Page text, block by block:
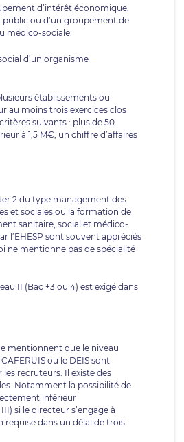
d’intérêt économique,
ou d’un groupement de
médico-sociale.
d’un organisme
établissements ou
au moins trois exercices clos
suivants : plus de 50
à 1,5 M€, un chiffre d’affaires
2 du type management des
et sociales ou la formation de
sanitaire, social et médico-
l’EHESP sont souvent appréciés
ne mentionne pas de spécialité
II (Bac +3 ou 4) est exigé dans
mentionnent que le niveau
ou le DEIS sont
recruteurs. Il existe des
Notamment la possibilité de
inférieur
si le directeur s’engage à
dans un délai de trois